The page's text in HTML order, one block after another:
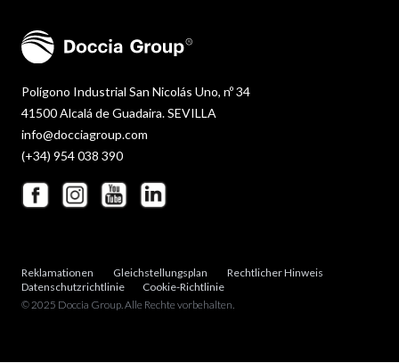
Polígono Industrial San Nicolás Uno, nº 34
41500 Alcalá de Guadaira. SEVILLA
info@docciagroup.com
(+34) 954 038 390
Reklamationen Gleichstellungsplan
Rechtlicher Hinweis
Datenschutzrichtlinie
Cookie-Richtlinie
© 2025 Doccia Group. Alle Rechte vorbehalten.